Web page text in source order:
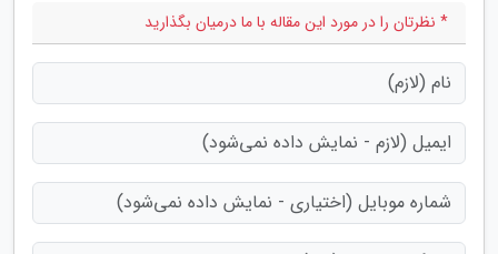
* نظرتان را در مورد این مقاله با ما درمیان بگذارید